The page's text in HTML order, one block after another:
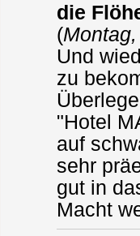
die
(
Und
zu
"Hotel
auf
sehr
gut in
Macht